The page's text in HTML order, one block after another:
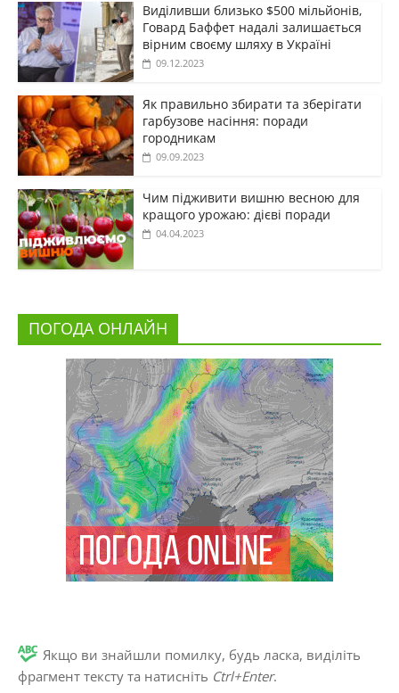
Виділивши близько $500 мільйонів,
Говард Баффет надалі залишається
вірним своєму шляху в Україні
09.12.2023
Як правильно збирати та зберігати
гарбузове насіння: поради
городникам
09.09.2023
Чим підживити вишню весною для
кращого урожаю: дієві поради
04.04.2023
ПОГОДА ОНЛАЙН
Якщо ви знайшли помилку, будь ласка, виділіть
фрагмент тексту та натисніть Ctrl+Enter.